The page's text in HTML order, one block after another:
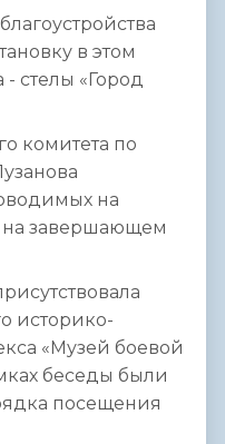
в этом
- стелы «Город
комитета по
на
на завершающем
историко-
«Музей боевой
беседы были
посещения